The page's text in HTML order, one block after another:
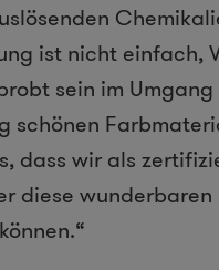
ist nicht einfach,
sein im
schönen
dass wir als
diese wunderbaren